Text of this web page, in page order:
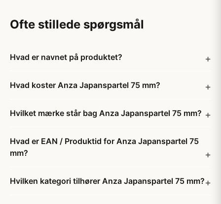
Ofte stillede spørgsmål
Hvad er navnet på produktet?
Hvad koster Anza Japanspartel 75 mm?
Hvilket mærke står bag Anza Japanspartel 75 mm?
Hvad er EAN / Produktid for Anza Japanspartel 75
mm?
Hvilken kategori tilhører Anza Japanspartel 75 mm?